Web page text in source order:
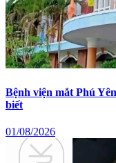
Bệnh viện mắt Phú
biết
01/08/2026